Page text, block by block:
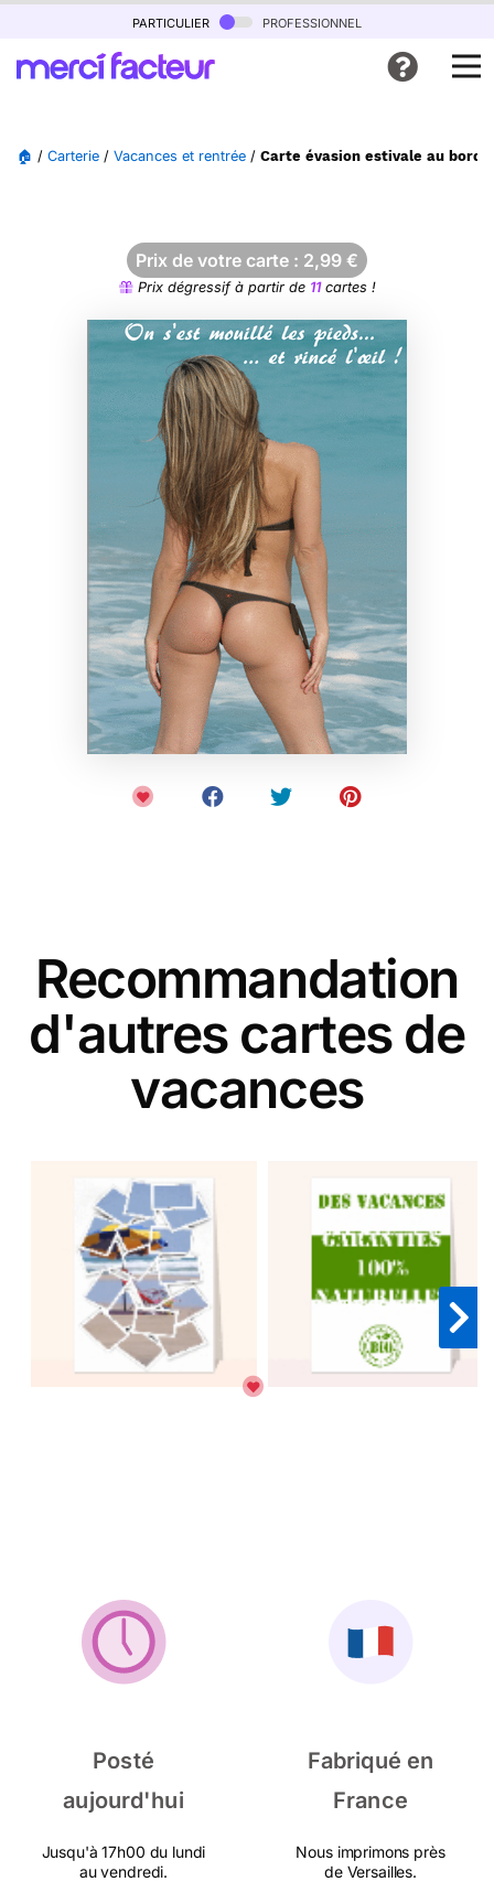
particulier professionnel
🏠 / Carterie / Vacances et rentrée / Carte évasion estivale au bord
Prix de votre carte : 2,99 €
Prix dégressif à partir de 11cartes !
Recommandation
d'autres cartes de
vacances
Posté
aujourd'hui
Jusqu'à 17h00 du lundi
au vendredi.
Fabriqué en
France
Nous imprimons près
de Versailles.